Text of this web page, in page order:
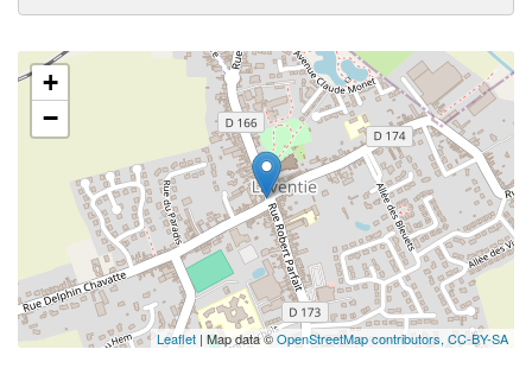
+
−
Leaflet | Map data ©OpenStreetMap contributors, CC-BY-SA